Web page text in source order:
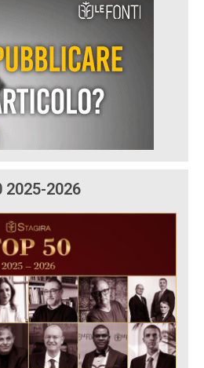
2025-2026